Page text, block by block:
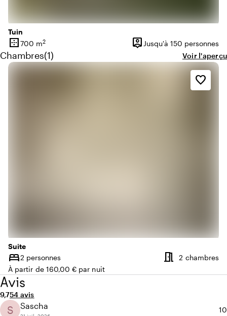
Tuin
border_outer
Superficie
700 m2 person_pin
Capacité
Jusqu'à 150 personnes
Chambres
Quantité de chambres : 1
(1) Voir l'aperçu
Suite
bed
Capacité
2 personnes meeting_room
2 chambres
À partir de 160,00 € par nuit
favorite_border
Avis
Note moyenne de 9,7 sur 10
9,7Nombre d'avis : 54
54 avis
S Sascha 10